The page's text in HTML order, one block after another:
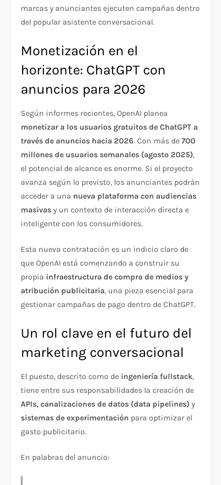
marcas y anunciantes ejecuten campañas dentro
del popular asistente conversacional.
Monetización en el
horizonte: ChatGPT con
anuncios para 2026
Según informes recientes, OpenAI planea
monetizar a los usuarios gratuitos de ChatGPT a
través de anuncios hacia 2026. Con más de700
millones de usuarios semanales (agosto 2025),
el potencial de alcance es enorme. Si el proyecto
avanza según lo previsto, los anunciantes podrán
acceder a una nueva plataforma con audiencias
masivas y un contexto de interacción directa e
inteligente con los consumidores.
Esta nueva contratación es un indicio claro de
que OpenAI está comenzando a construir su
propia infraestructura de compra de medios y
atribución publicitaria, una pieza esencial para
gestionar campañas de pago dentro de ChatGPT.
Un rol clave en el futuro del
marketing conversacional
El puesto, descrito como de ingeniería fullstack,
tiene entre sus responsabilidades la creación de
APIs, canalizaciones de datos (data pipelines) y
sistemas de experimentación para optimizar el
gasto publicitario.
En palabras del anuncio: